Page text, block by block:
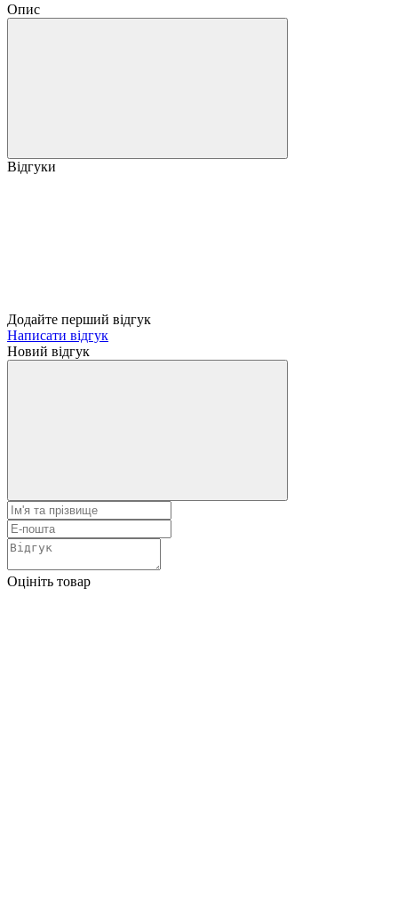
Опис
Відгуки
Додайте перший відгук
Написати відгук
Новий відгук
Оцініть товар